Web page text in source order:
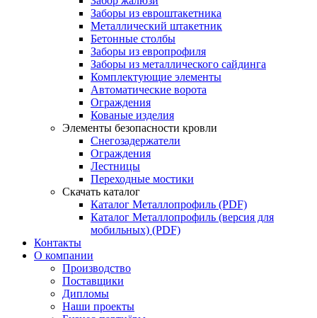
Заборы из евроштакетника
Металлический штакетник
Бетонные столбы
Заборы из европрофиля
Заборы из металлического сайдинга
Комплектующие элементы
Автоматические ворота
Ограждения
Кованые изделия
Элементы безопасности кровли
Снегозадержатели
Ограждения
Лестницы
Переходные мостики
Скачать каталог
Каталог Металлопрофиль (PDF)
Каталог Металлопрофиль (версия для
мобильных) (PDF)
Контакты
О компании
Производство
Поставщики
Дипломы
Наши проекты